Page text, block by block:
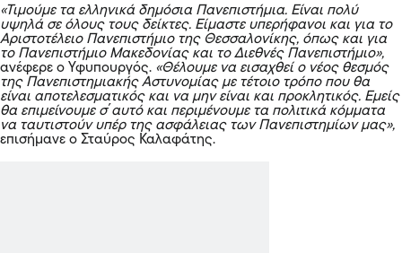
«Τιμούμε τα ελληνικά δημόσια Πανεπιστήμια. Είναι πολύ
υψηλά σε όλους τους δείκτες. Είμαστε υπερήφανοι και για το
Αριστοτέλειο Πανεπιστήμιο της Θεσσαλονίκης, όπως και για
το Πανεπιστήμιο Μακεδονίας και το Διεθνές Πανεπιστήμιο»,
ανέφερε ο Υφυπουργός. «Θέλουμε να εισαχθεί ο νέος θεσμός
της Πανεπιστημιακής Αστυνομίας με τέτοιο τρόπο που θα
είναι αποτελεσματικός και να μην είναι και προκλητικός. Εμείς
θα επιμείνουμε σ΄αυτό και περιμένουμε τα πολιτικά κόμματα
να ταυτιστούν υπέρ της ασφάλειας των Πανεπιστημίων μας»,
επισήμανε ο Σταύρος Καλαφάτης.